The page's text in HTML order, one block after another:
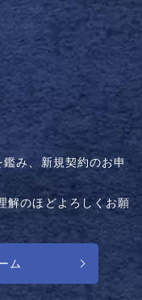
み、新規契約のお申
解のほどよろしくお願
ム